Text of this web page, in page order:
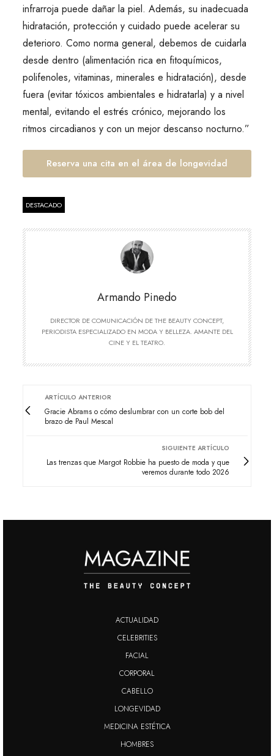
infrarroja puede dañar la piel. Además, su inadecuada
hidratación, protección y cuidado puede acelerar su
deterioro. Como norma general, debemos de cuidarla
desde dentro (alimentación rica en fitoquímicos,
polifenoles, vitaminas, minerales e hidratación), desde
fuera (evitar tóxicos ambientales e hidratarla) y a nivel
mental, evitando el estrés crónico, mejorando los
ritmos circadianos y con un mejor descanso nocturno.”
Reserva una cita en el área de longevidad
DESTACADO
Armando Pinedo
DIRECTOR DE COMUNICACIÓN DE THE BEAUTY CONCEPT,
PERIODISTA ESPECIALIZADO EN MODA Y BELLEZA. AMANTE DEL
CINE Y EL TEATRO.
ARTÍCULO ANTERIOR
Gracie Abrams o cómo deslumbrar con un corte bob del
brazo de Paul Mescal
SIGUIENTE ARTÍCULO
Las trenzas que Margot Robbie ha puesto de moda y que
veremos durante todo 2026
ACTUALIDAD
CELEBRITIES
FACIAL
CORPORAL
CABELLO
LONGEVIDAD
MEDICINA ESTÉTICA
HOMBRES